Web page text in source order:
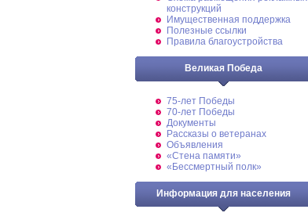
конструкций
Имущественная поддержка
Полезные ссылки
Правила благоустройства
Великая Победа
75-лет Победы
70-лет Победы
Документы
Рассказы о ветеранах
Объявления
«Стена памяти»
«Бессмертный полк»
Информация для населения